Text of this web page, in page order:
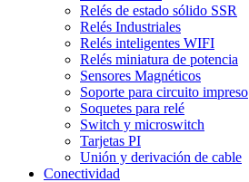
Relés de estado sólido SSR
Relés Industriales
Relés inteligentes WIFI
Relés miniatura de potencia
Sensores Magnéticos
Soporte para circuito impreso
Soquetes para relé
Switch y microswitch
Tarjetas PI
Unión y derivación de cable
Conectividad